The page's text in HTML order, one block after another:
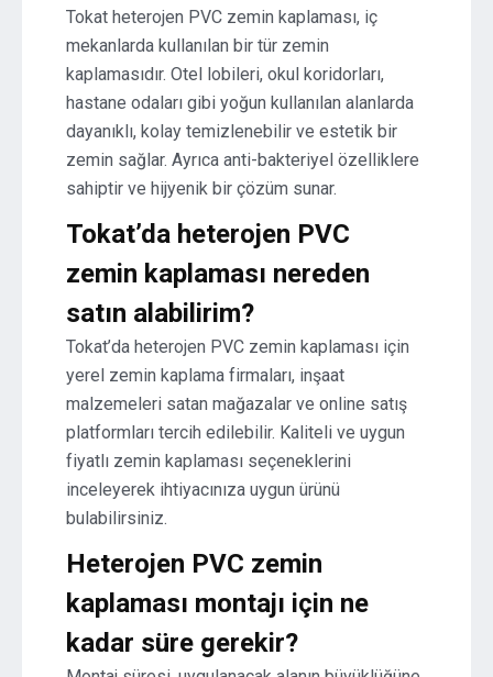
Tokat heterojen PVC zemin kaplaması, iç
mekanlarda kullanılan bir tür zemin
kaplamasıdır. Otel lobileri, okul koridorları,
hastane odaları gibi yoğun kullanılan alanlarda
dayanıklı, kolay temizlenebilir ve estetik bir
zemin sağlar. Ayrıca anti-bakteriyel özelliklere
sahiptir ve hijyenik bir çözüm sunar.
Tokat’da heterojen PVC
zemin kaplaması nereden
satın alabilirim?
Tokat’da heterojen PVC zemin kaplaması için
yerel zemin kaplama firmaları, inşaat
malzemeleri satan mağazalar ve online satış
platformları tercih edilebilir. Kaliteli ve uygun
fiyatlı zemin kaplaması seçeneklerini
inceleyerek ihtiyacınıza uygun ürünü
bulabilirsiniz.
Heterojen PVC zemin
kaplaması montajı için ne
kadar süre gerekir?